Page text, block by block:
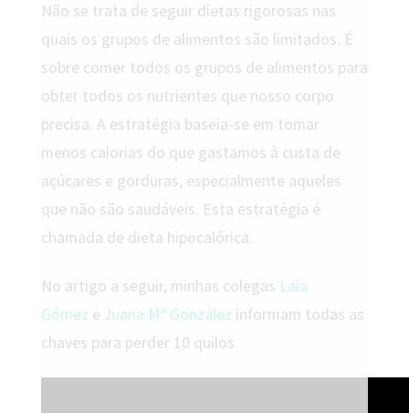
Não se trata de seguir dietas rigorosas nas
quais os grupos de alimentos são limitados. É
sobre comer todos os grupos de alimentos para
obter todos os nutrientes que nosso corpo
precisa. A estratégia baseia-se em tomar
menos calorias do que gastamos à custa de
açúcares e gorduras, especialmente aqueles
que não são saudáveis. Esta estratégia é
chamada de dieta hipocalórica.
No artigo a seguir, minhas colegas Laia
Gómez e Juana Mª González informam todas as
chaves para perder 10 quilos.